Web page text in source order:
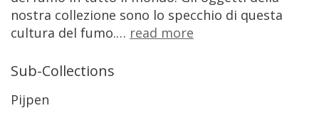
nostra collezione sono lo specchio di questa
cultura del fumo.… read more
Sub-Collections
Pijpen